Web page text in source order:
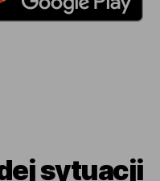
sytuacji